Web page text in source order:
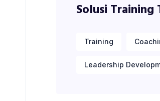
Solusi
Training
Leadership